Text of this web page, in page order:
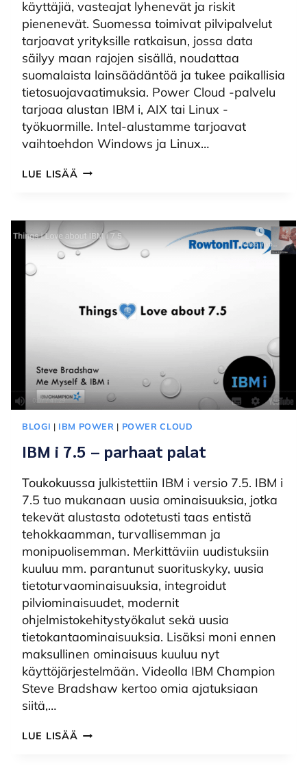
käyttäjiä, vasteajat lyhenevät ja riskit
pienenevät. Suomessa toimivat pilvipalvelut
tarjoavat yrityksille ratkaisun, jossa data
säilyy maan rajojen sisällä, noudattaa
suomalaista lainsäädäntöä ja tukee paikallisia
tietosuojavaatimuksia. Power Cloud -palvelu
tarjoaa alustan IBM i, AIX tai Linux -
työkuormille. Intel-alustamme tarjoavat
vaihtoehdon Windows ja Linux…
LUE LISÄÄ KOTIMAISET
TURVALLISUUTTA
BLOGI | IBM POWER | POWER CLOUD
IBM i 7.5 – parhaat palat
Toukokuussa julkistettiin IBM i versio 7.5. IBM i
7.5 tuo mukanaan uusia ominaisuuksia, jotka
tekevät alustasta odotetusti taas entistä
tehokkaamman, turvallisemman ja
monipuolisemman. Merkittäviin uudistuksiin
kuuluu mm. parantunut suorituskyky, uusia
tietoturvaominaisuuksia, integroidut
pilviominaisuudet, modernit
ohjelmistokehitystyökalut sekä uusia
tietokantaominaisuuksia. Lisäksi moni ennen
maksullinen ominaisuus kuuluu nyt
käyttöjärjestelmään. Videolla IBM Champion
Steve Bradshaw kertoo omia ajatuksiaan
siitä,…
LUE LISÄÄ IBM